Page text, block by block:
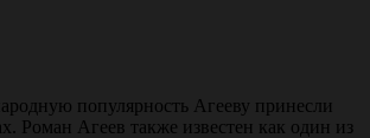
популярность Агееву принесли
Роман Агеев также известен как один из